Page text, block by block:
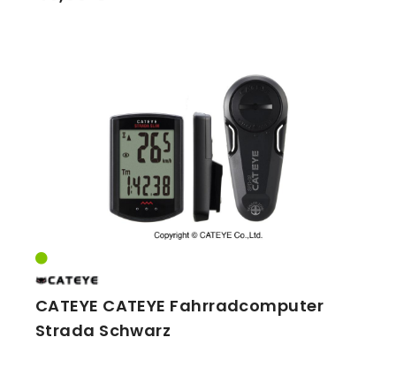
CATEYE CATEYE Fahrradcomputer
Strada Schwarz